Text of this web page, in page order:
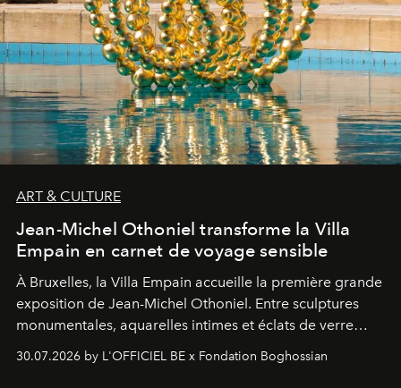
ART & CULTURE
Jean-Michel Othoniel transforme la Villa
Empain en carnet de voyage sensible
À Bruxelles, la Villa Empain accueille la première grande
exposition de Jean-Michel Othoniel. Entre sculptures
monumentales, aquarelles intimes et éclats de verre
émotionnel où chaque œuvre devient le souvenir
30.07.2026 by L'OFFICIEL BE x Fondation Boghossian